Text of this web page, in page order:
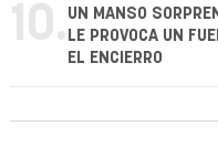
10. UN MANSO
LE PROVOCA UN
EL ENCIERRO